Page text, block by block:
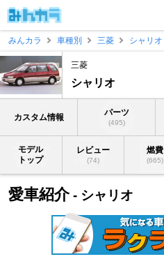
みんカラ
車種別 三菱 シャリオ
三菱
シャリオ
カスタム情報 パーツ
(495)
モデル
トップ
レビュー
(74)
燃費
(665)
愛車紹介- シャリオ